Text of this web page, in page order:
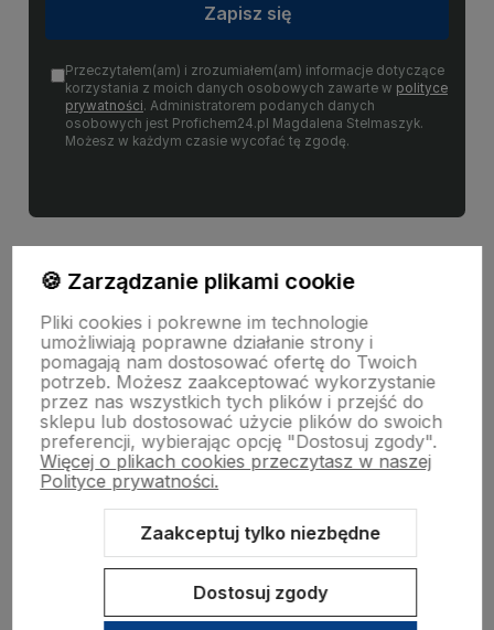
Zapisz się
Przeczytałem(am) i zrozumiałem(am) informacje dotyczące
korzystania z moich danych osobowych zawarte w polityce
prywatności. Administratorem podanych danych
osobowych jest Profichem24.pl Magdalena Stelmaszyk.
Możesz w każdym czasie wycofać tę zgodę.
Pomoc
Moje konto
🍪 Zarządzanie plikami cookie
Pliki cookies i pokrewne im technologie
umożliwiają poprawne działanie strony i
pomagają nam dostosować ofertę do Twoich
potrzeb. Możesz zaakceptować wykorzystanie
przez nas wszystkich tych plików i przejść do
sklepu lub dostosować użycie plików do swoich
preferencji, wybierając opcję "Dostosuj zgody".
Więcej o plikach cookies przeczytasz w naszej
Polityce prywatności.
Zaakceptuj tylko niezbędne
Dostosuj zgody